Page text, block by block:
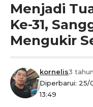
Menjadi
Ke-31,
Mengukir
Diperbarui: 25/
13:49
kornelis3